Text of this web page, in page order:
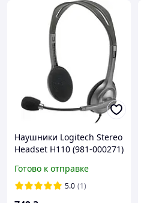
Наушники Logitech Stereo
Headset H110 (981-000271)
Готово к отправке
5.0 (1)